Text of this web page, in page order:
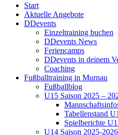
Start
Aktuelle Angebote
DDevents
Einzeltraining buchen
DDevents News
Feriencamps
DDevents in deinem
Coaching
Fußballtraining in Murnau
Fußballblog
U15 Saison 2025 –
Tabellenstand
Spielberichte
U14 Saison 2025-